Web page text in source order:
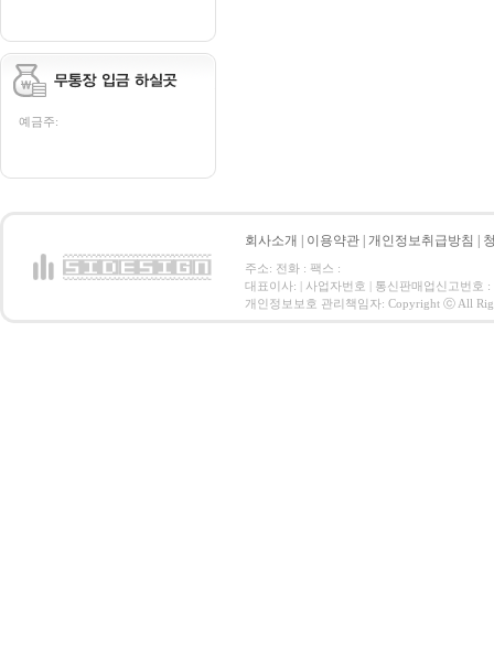
예금주:
회사소개 이용약관 개인정보취급방침
주소: 전화 : 팩스 :
대표이사: | 사업자번호 | 통신판매업신고번호 :
개인정보보호 관리책임자: Copyright ⓒ All